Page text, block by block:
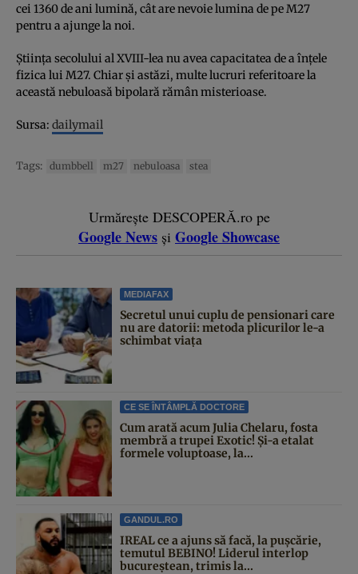
cei 1360 de ani lumină, cât are nevoie lumina de pe M27
pentru a ajunge la noi.
Ştiinţa secolului al XVIII-lea nu avea capacitatea de a înţele
fizica lui M27. Chiar şi astăzi, multe lucruri referitoare la
această nebuloasă bipolară rămân misterioase.
Sursa: dailymail
Tags: dumbbell m27 nebuloasa stea
Urmărește DESCOPERĂ.ro pe
Google News și Google Showcase
MEDIAFAX
Secretul unui cuplu de pensionari care
nu are datorii: metoda plicurilor le-a
schimbat viața
CE SE ÎNTÂMPLĂ DOCTORE
Cum arată acum Julia Chelaru, fosta
membră a trupei Exotic! Și-a etalat
formele voluptoase, la...
GANDUL.RO
IREAL ce a ajuns să facă, la pușcărie,
temutul BEBINO! Liderul interlop
bucureștean, trimis la...